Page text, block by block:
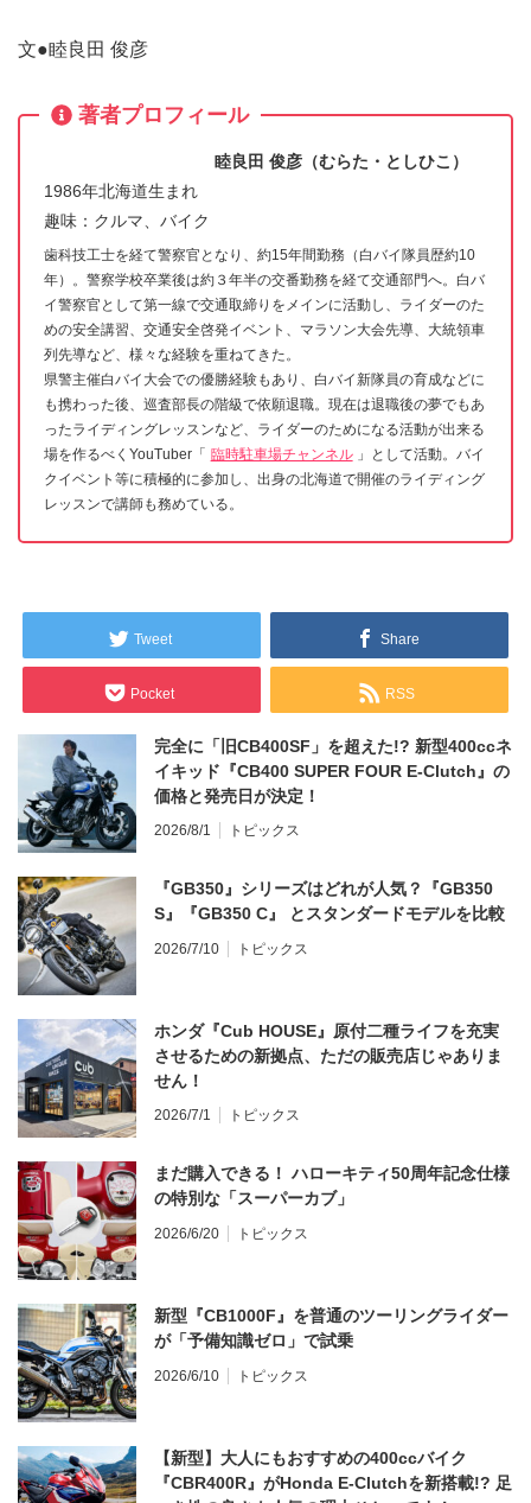
文●睦良田 俊彦
著者プロフィール
睦良田 俊彦（むらた・としひこ）
1986年北海道生まれ
趣味：クルマ、バイク
歯科技工士を経て警察官となり、約15年間勤務（白バイ隊員歴約10
年）。警察学校卒業後は約３年半の交番勤務を経て交通部門へ。白バ
イ警察官として第一線で交通取締りをメインに活動し、ライダーのた
めの安全講習、交通安全啓発イベント、マラソン大会先導、大統領車
列先導など、様々な経験を重ねてきた。
県警主催白バイ大会での優勝経験もあり、白バイ新隊員の育成などに
も携わった後、巡査部長の階級で依願退職。現在は退職後の夢でもあ
ったライディングレッスンなど、ライダーのためになる活動が出来る
場を作るべくYouTuber「
臨時駐車場チャンネル 」として活動。バイ
クイベント等に積極的に参加し、出身の北海道で開催のライディング
レッスンで講師も務めている。
Tweet Share
Pocket RSS
完全に「旧CB400SF」を超えた!? 新型400ccネ
イキッド『CB400 SUPER FOUR E-Clutch』の
価格と発売日が決定！
2026/8/1 トピックス
『GB350』シリーズはどれが人気？『GB350
S』『GB350 C』 とスタンダードモデルを比較
2026/7/10 トピックス
ホンダ『Cub HOUSE』原付二種ライフを充実
させるための新拠点、ただの販売店じゃありま
せん！
2026/7/1 トピックス
まだ購入できる！ ハローキティ50周年記念仕様
の特別な「スーパーカブ」
2026/6/20 トピックス
新型『CB1000F』を普通のツーリングライダー
が「予備知識ゼロ」で試乗
2026/6/10 トピックス
【新型】大人にもおすすめの400ccバイク
『CBR400R』がHonda E-Clutchを新搭載!? 足